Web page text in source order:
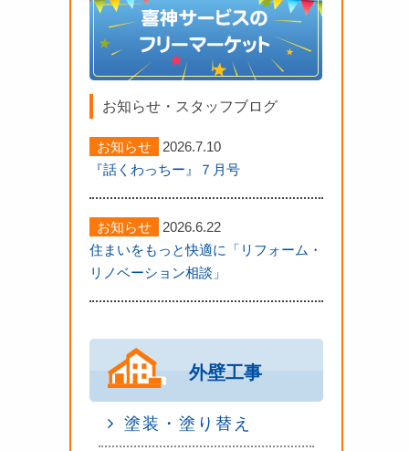
お知らせ・スタッフブログ
お知らせ
2026.7.10
『話くわっちー』７月号
お知らせ
2026.6.22
住まいをもっと快適に「リフォーム・
リノベーション相談」
外壁工事
塗装・塗り替え